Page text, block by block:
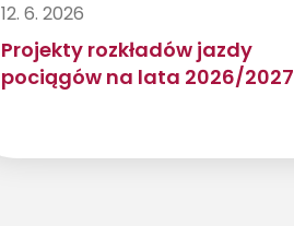
12. 6. 2026
Projekty rozkładów jazdy
pociągów na lata 2026/2027